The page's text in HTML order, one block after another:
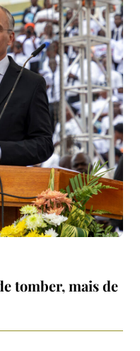
tomber, mais de